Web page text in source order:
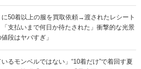
に50着以上の服を買取依頼→渡されたレシート
払いまで何日か待たされた」衝撃的な光景
段はヤバすぎ」
いるモンベルではない」“10着だけ”で着回す夏